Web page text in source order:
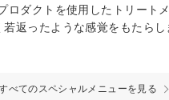
ロダクトを使用したトリートメ
返ったような感覚をもたらし
べてのスペシャルメニューを見る